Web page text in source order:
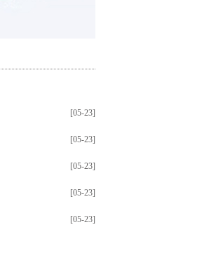
[05-23]
[05-23]
[05-23]
[05-23]
[05-23]